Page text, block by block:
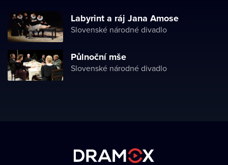
Labyrint a ráj Jana Amose
Slovenské národné divadlo
Půlnoční mše
Slovenské národné divadlo